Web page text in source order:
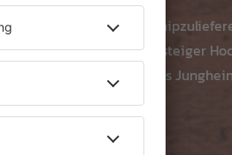
Semiconductor, des
dafür neben dem Aufsteiger
Gabelstapler-Herstellers